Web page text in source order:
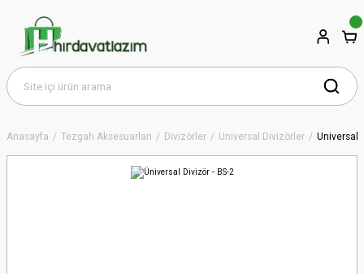
Anasayfa Tezgah Aksesuarları Divizörler Üniversal Divizörler Üniversal